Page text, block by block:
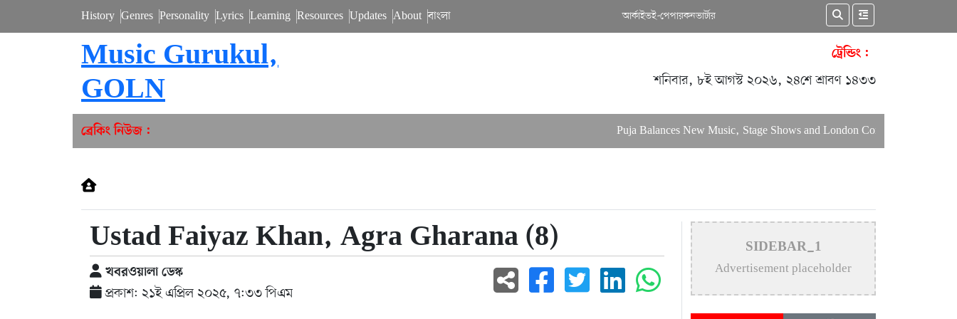
History Genres Personality Lyrics Learning Resources Updates About বাংলা আর্কাইভই-পেপারকনভার্টার
Music Gurukul,
GOLN
ট্রেন্ডিং :
শনিবার, ৮ই আগস্ট ২০২৬, ২৪শে শ্রাবণ ১৪৩৩
ব্রেকিং নিউজ : Puja Balances New Music, Stage Shows and London Concerts
Ustad Faiyaz Khan, Agra Gharana (8)
খবরওয়ালা ডেস্ক
প্রকাশ: ২১ই এপ্রিল ২০২৫, ৭:৩৩ পিএম
SIDEBAR_1
Advertisement placeholder